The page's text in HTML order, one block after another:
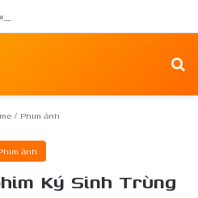
/ Phim ảnh
ảnh
Ký Sinh Trùng